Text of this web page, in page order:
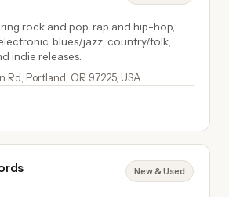
rock and pop, rap and hip-hop,
blues/jazz, country/folk,
indie releases.
Rd, Portland, OR 97225, USA
New & Used